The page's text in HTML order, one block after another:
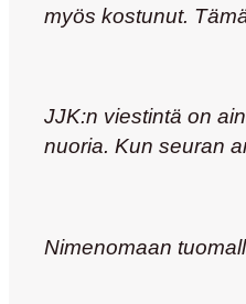
myös kostunut.
JJK:n viestintä on
nuoria. Kun seuran
Nimenomaan